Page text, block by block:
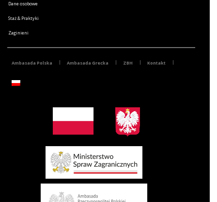
Dane osobowe
Staż & Praktyki
Zaginieni
Ambasada Polska Ambasada Grecka ZBH Kontakt